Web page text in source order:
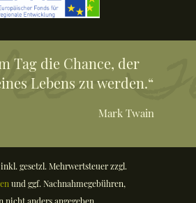
Tag die Chance, der
Lebens zu werden.“
Mark Twain
gesetzl. Mehrwertsteuer zzgl.
und ggf. Nachnahmegebühren,